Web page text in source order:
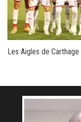
Les Aigles de Carthage